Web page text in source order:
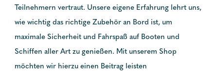
Teilnehmern vertraut. Unsere eigene Erfahrung lehrt uns,
wie wichtig das richtige Zubehör an Bord ist, um
maximale Sicherheit und Fahrspaß auf Booten und
Schiffen aller Art zu genießen. Mit unserem Shop
möchten wir hierzu einen Beitrag leisten